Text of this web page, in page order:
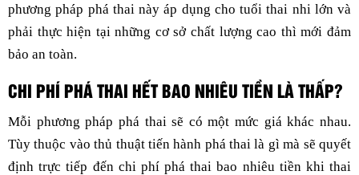
phương pháp phá thai này áp dụng cho tuổi thai nhi lớn và
phải thực hiện tại những cơ sở chất lượng cao thì mới đảm
bảo an toàn.
CHI PHÍ PHÁ THAI HẾT BAO NHIÊU TIỀN LÀ THẤP?
Mỗi phương pháp phá thai sẽ có một mức giá khác nhau.
Tùy thuộc vào thủ thuật tiến hành phá thai là gì mà sẽ quyết
định trực tiếp đến chi phí phá thai bao nhiêu tiền khi thai